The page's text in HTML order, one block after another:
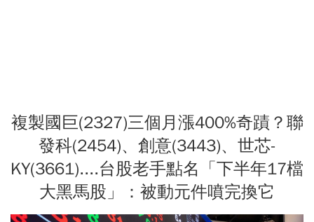
複製國巨(2327)三個月漲400%奇蹟？聯
發科(2454)、創意(3443)、世芯-
KY(3661)....台股老手點名「下半年17檔
大黑馬股」：被動元件噴完換它